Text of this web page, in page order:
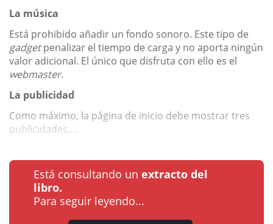
La música
Está prohibido añadir un fondo sonoro. Este tipo de
gadgetpenalizar el tiempo de carga y no aporta ningún
valor adicional. El único que disfruta con ello es el
webmaster.
La publicidad
Como máximo, la página de inicio debe mostrar tres
publicidades....
Está consultando un extracto del
libro.
Para seguir leyendo...